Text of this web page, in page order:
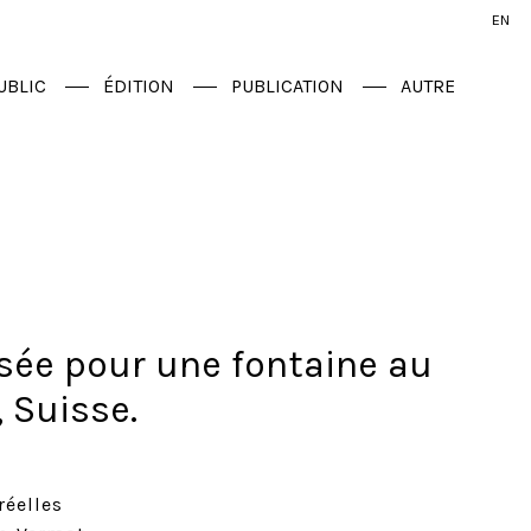
ÉDITION PUBLICATION AUTRE
EN
pour une fontaine au
Suisse.